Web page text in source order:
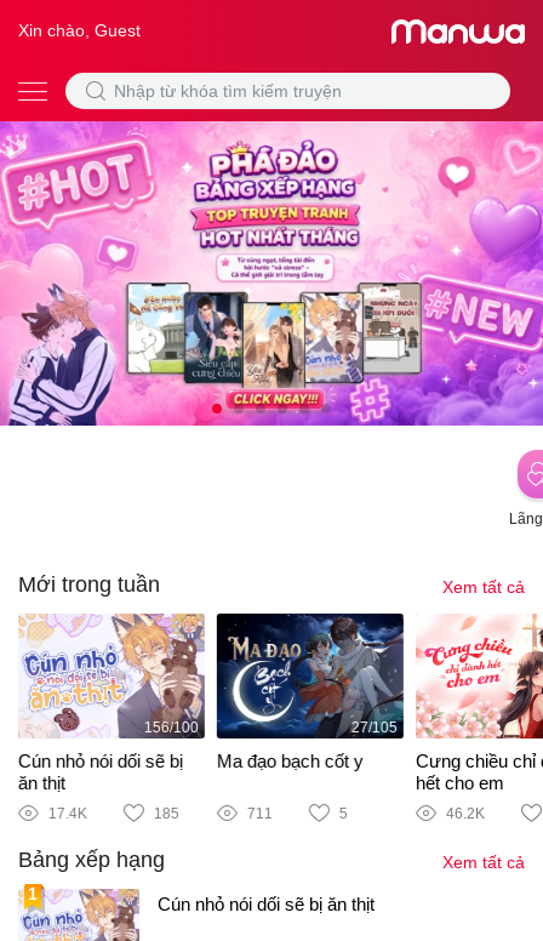
Xin chào, Guest
Mới trong tuần Xem tất cả
156/100
Cún nhỏ nói dối sẽ bị
ăn thịt
17.4K 185
27/105
Ma đạo bạch cốt y
711 5
Cưng chiều chỉ
hết cho em
46.2K
Bảng xếp hạng Xem tất cả
Cún nhỏ nói dối sẽ bị ăn thịt